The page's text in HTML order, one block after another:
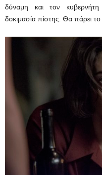
δύναμη και τον κυβερνήτη
δοκιμασία πίστης. Θα πάρει